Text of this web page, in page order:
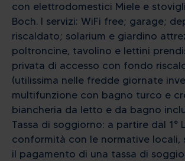
con elettrodomestici Miele e
Boch. I servizi: WiFi free; garage;
riscaldato; solarium e giardino
poltroncine, tavolino e lettini
privata di accesso con fondo
(utilissima nelle fredde giornate
multifunzione con bagno turco e
biancheria da letto e da bagno
Tassa di soggiorno: a partire dal 1°
conformità con le normative locali,
il pagamento di una tassa di